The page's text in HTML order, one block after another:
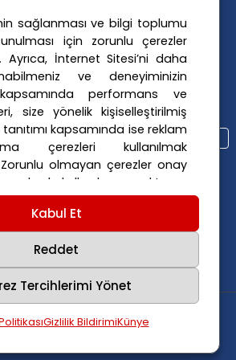
sağlanması ve bilgi toplumu
için zorunlu çerezler
Ayrıca, İnternet Sitesi’ni daha
ve deneyiminizin
performans ve
size yönelik kişiselleştirilmiş
kapsamında ise reklam
çerezleri kullanılmak
olmayan çerezler onay
kullanılmayacaktır.
gün saklanır.
için linklere tıklayınız.
Kabul Et
Reddet
Tercihlerimi Yönet
Gizlilik BildirimiKünye
Avusturya Suç Haberleri
Avusturya Trafik Haberleri
Donald Trump
FPÖ
Graz Okul Saldırısı
Internet Dolandırıcılığı
Itfaiye Müdahalesi
Viyana Polisi
Viyana Suç Haberleri
Avusturya Haber.Tüm hakları